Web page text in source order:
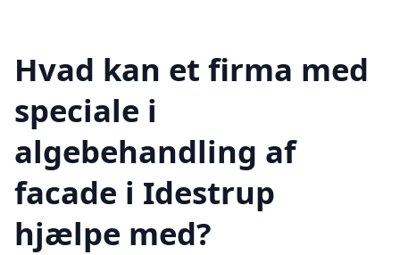
Hvad kan et firma med
speciale i
algebehandling af
facade i Idestrup
hjælpe med?